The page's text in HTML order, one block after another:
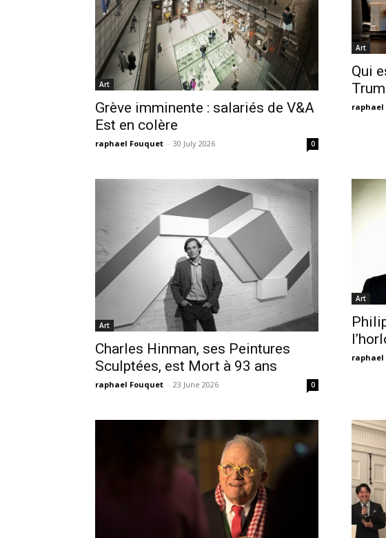
Art
Grève imminente : salariés de V&A
Est en colère
raphael Fouquet - 30 July 2026 0
Art
Qui
raphael
Art
Charles Hinman, ses Peintures
Sculptées, est Mort à 93 ans
raphael Fouquet - 23 June 2026 0
Art
raphael